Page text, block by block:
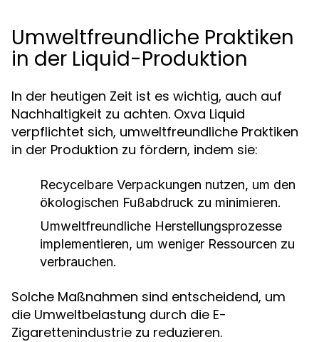
Umweltfreundliche Praktiken
in der Liquid-Produktion
In der heutigen Zeit ist es wichtig, auch auf
Nachhaltigkeit zu achten. Oxva Liquid
verpflichtet sich, umweltfreundliche Praktiken
in der Produktion zu fördern, indem sie:
Recycelbare Verpackungen nutzen, um den
ökologischen Fußabdruck zu minimieren.
Umweltfreundliche Herstellungsprozesse
implementieren, um weniger Ressourcen zu
verbrauchen.
Solche Maßnahmen sind entscheidend, um
die Umweltbelastung durch die E-
Zigarettenindustrie zu reduzieren.